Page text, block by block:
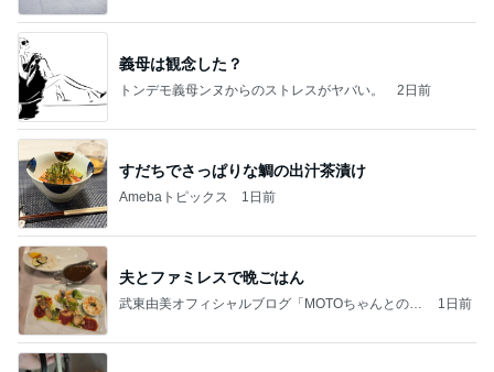
義母は観念した？
トンデモ義母ンヌからのストレスがヤバい。 2日前
すだちでさっぱりな鯛の出汁茶漬け
Amebaトピックス 1日前
夫とファミレスで晩ごはん
武東由美オフィシャルブログ「MOTOちゃんとのは
1日前